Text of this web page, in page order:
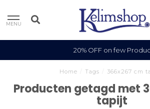
MENU
20% OFF on few
Home Tags 366x267 cm
Producten getagd met
tapijt